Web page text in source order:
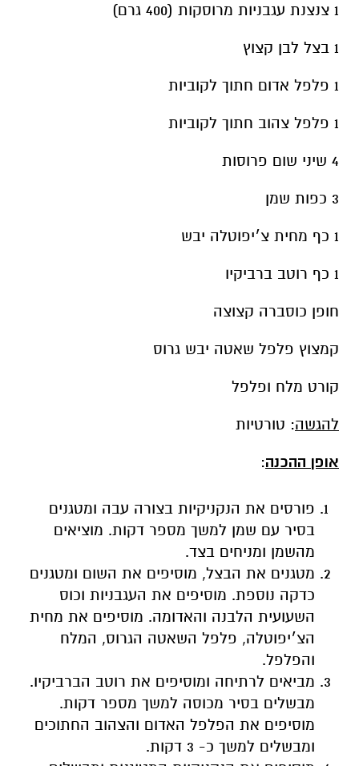
1 צנצנת עגבניות מרוסקות (400 גרם)
1 בצל לבן קצוץ
1 פלפל אדום חתוך לקוביות
1 פלפל צהוב חתוך לקוביות
4 שיני שום פרוסות
3 כפות שמן
1 כף מחית צ׳יפוטלה יבש
1 כף רוטב ברביקיו
חופן כוסברה קצוצה
קמצוץ פלפל שאטה יבש גרוס
קורט מלח ופלפל
להגשה: טורטיות
אופן ההכנה:
פורסים את הנקניקיות בצורה עבה ומטגנים
בסיר עם שמן למשך מספר דקות. מוציאים
מהשמן ומניחים בצד.
מטגנים את הבצל, מוסיפים את השום ומטגנים
כדקה נוספת. מוסיפים את העגבניות וכוס
השעועית הלבנה והאדומה. מוסיפים את מחית
הצ׳יפוטלה, פלפל השאטה הגרוס, המלח
והפלפל.
מביאים לרתיחה ומוסיפים את רוטב הברביקיו.
מבשלים בסיר מכוסה למשך מספר דקות.
מוסיפים את הפלפל האדום והצהוב החתוכים
ומבשלים למשך כ- 3 דקות.